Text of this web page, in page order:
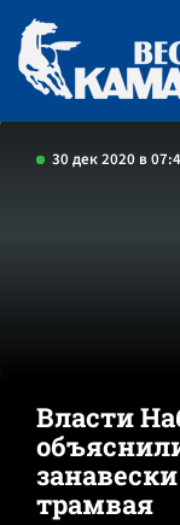
30 дек 2020 в
Власти
трамвая